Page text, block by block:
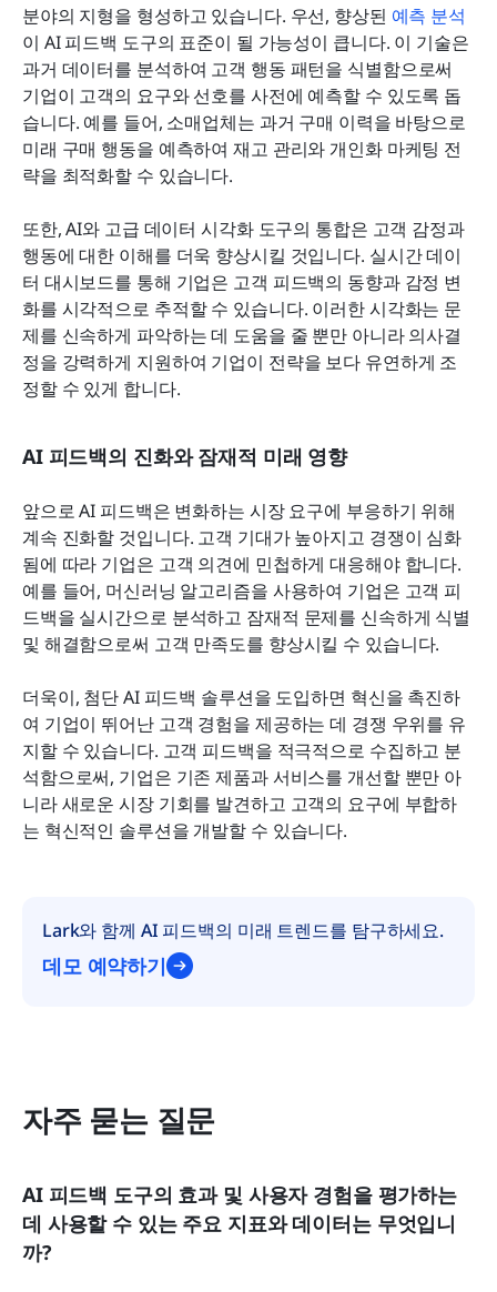
분야의 지형을 형성하고 있습니다. 우선, 향상된 예측 분석
이 AI 피드백 도구의 표준이 될 가능성이 큽니다. 이 기술은
과거 데이터를 분석하여 고객 행동 패턴을 식별함으로써
기업이 고객의 요구와 선호를 사전에 예측할 수 있도록 돕
습니다. 예를 들어, 소매업체는 과거 구매 이력을 바탕으로
미래 구매 행동을 예측하여 재고 관리와 개인화 마케팅 전
략을 최적화할 수 있습니다.
또한, AI와 고급 데이터 시각화 도구의 통합은 고객 감정과
행동에 대한 이해를 더욱 향상시킬 것입니다. 실시간 데이
터 대시보드를 통해 기업은 고객 피드백의 동향과 감정 변
화를 시각적으로 추적할 수 있습니다. 이러한 시각화는 문
제를 신속하게 파악하는 데 도움을 줄 뿐만 아니라 의사결
정을 강력하게 지원하여 기업이 전략을 보다 유연하게 조
정할 수 있게 합니다.
AI 피드백의 진화와 잠재적 미래 영향
앞으로 AI 피드백은 변화하는 시장 요구에 부응하기 위해
계속 진화할 것입니다. 고객 기대가 높아지고 경쟁이 심화
됨에 따라 기업은 고객 의견에 민첩하게 대응해야 합니다.
예를 들어, 머신러닝 알고리즘을 사용하여 기업은 고객 피
드백을 실시간으로 분석하고 잠재적 문제를 신속하게 식별
및 해결함으로써 고객 만족도를 향상시킬 수 있습니다.
더욱이, 첨단 AI 피드백 솔루션을 도입하면 혁신을 촉진하
여 기업이 뛰어난 고객 경험을 제공하는 데 경쟁 우위를 유
지할 수 있습니다. 고객 피드백을 적극적으로 수집하고 분
석함으로써, 기업은 기존 제품과 서비스를 개선할 뿐만 아
니라 새로운 시장 기회를 발견하고 고객의 요구에 부합하
는 혁신적인 솔루션을 개발할 수 있습니다.
Lark와 함께 AI 피드백의 미래 트렌드를 탐구하세요.
데모 예약하기
자주 묻는 질문
AI 피드백 도구의 효과 및 사용자 경험을 평가하는
데 사용할 수 있는 주요 지표와 데이터는 무엇입니
까?